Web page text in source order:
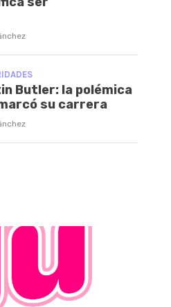
Butler: la polémica
su carrera